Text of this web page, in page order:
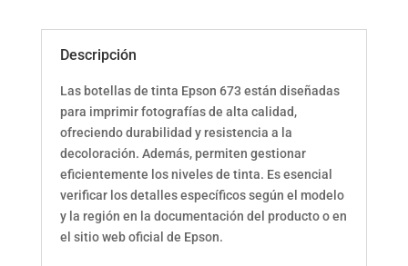
Descripción
Las botellas de tinta Epson 673 están diseñadas
para imprimir fotografías de alta calidad,
ofreciendo durabilidad y resistencia a la
decoloración. Además, permiten gestionar
eficientemente los niveles de tinta. Es esencial
verificar los detalles específicos según el modelo
y la región en la documentación del producto o en
el sitio web oficial de Epson.